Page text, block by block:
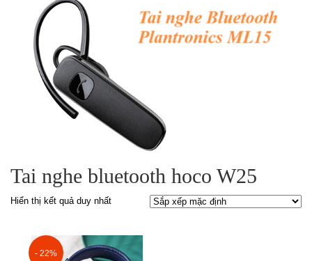
Tai nghe bluetooth hoco W25
Hiển thị kết quả duy nhất
- 22%